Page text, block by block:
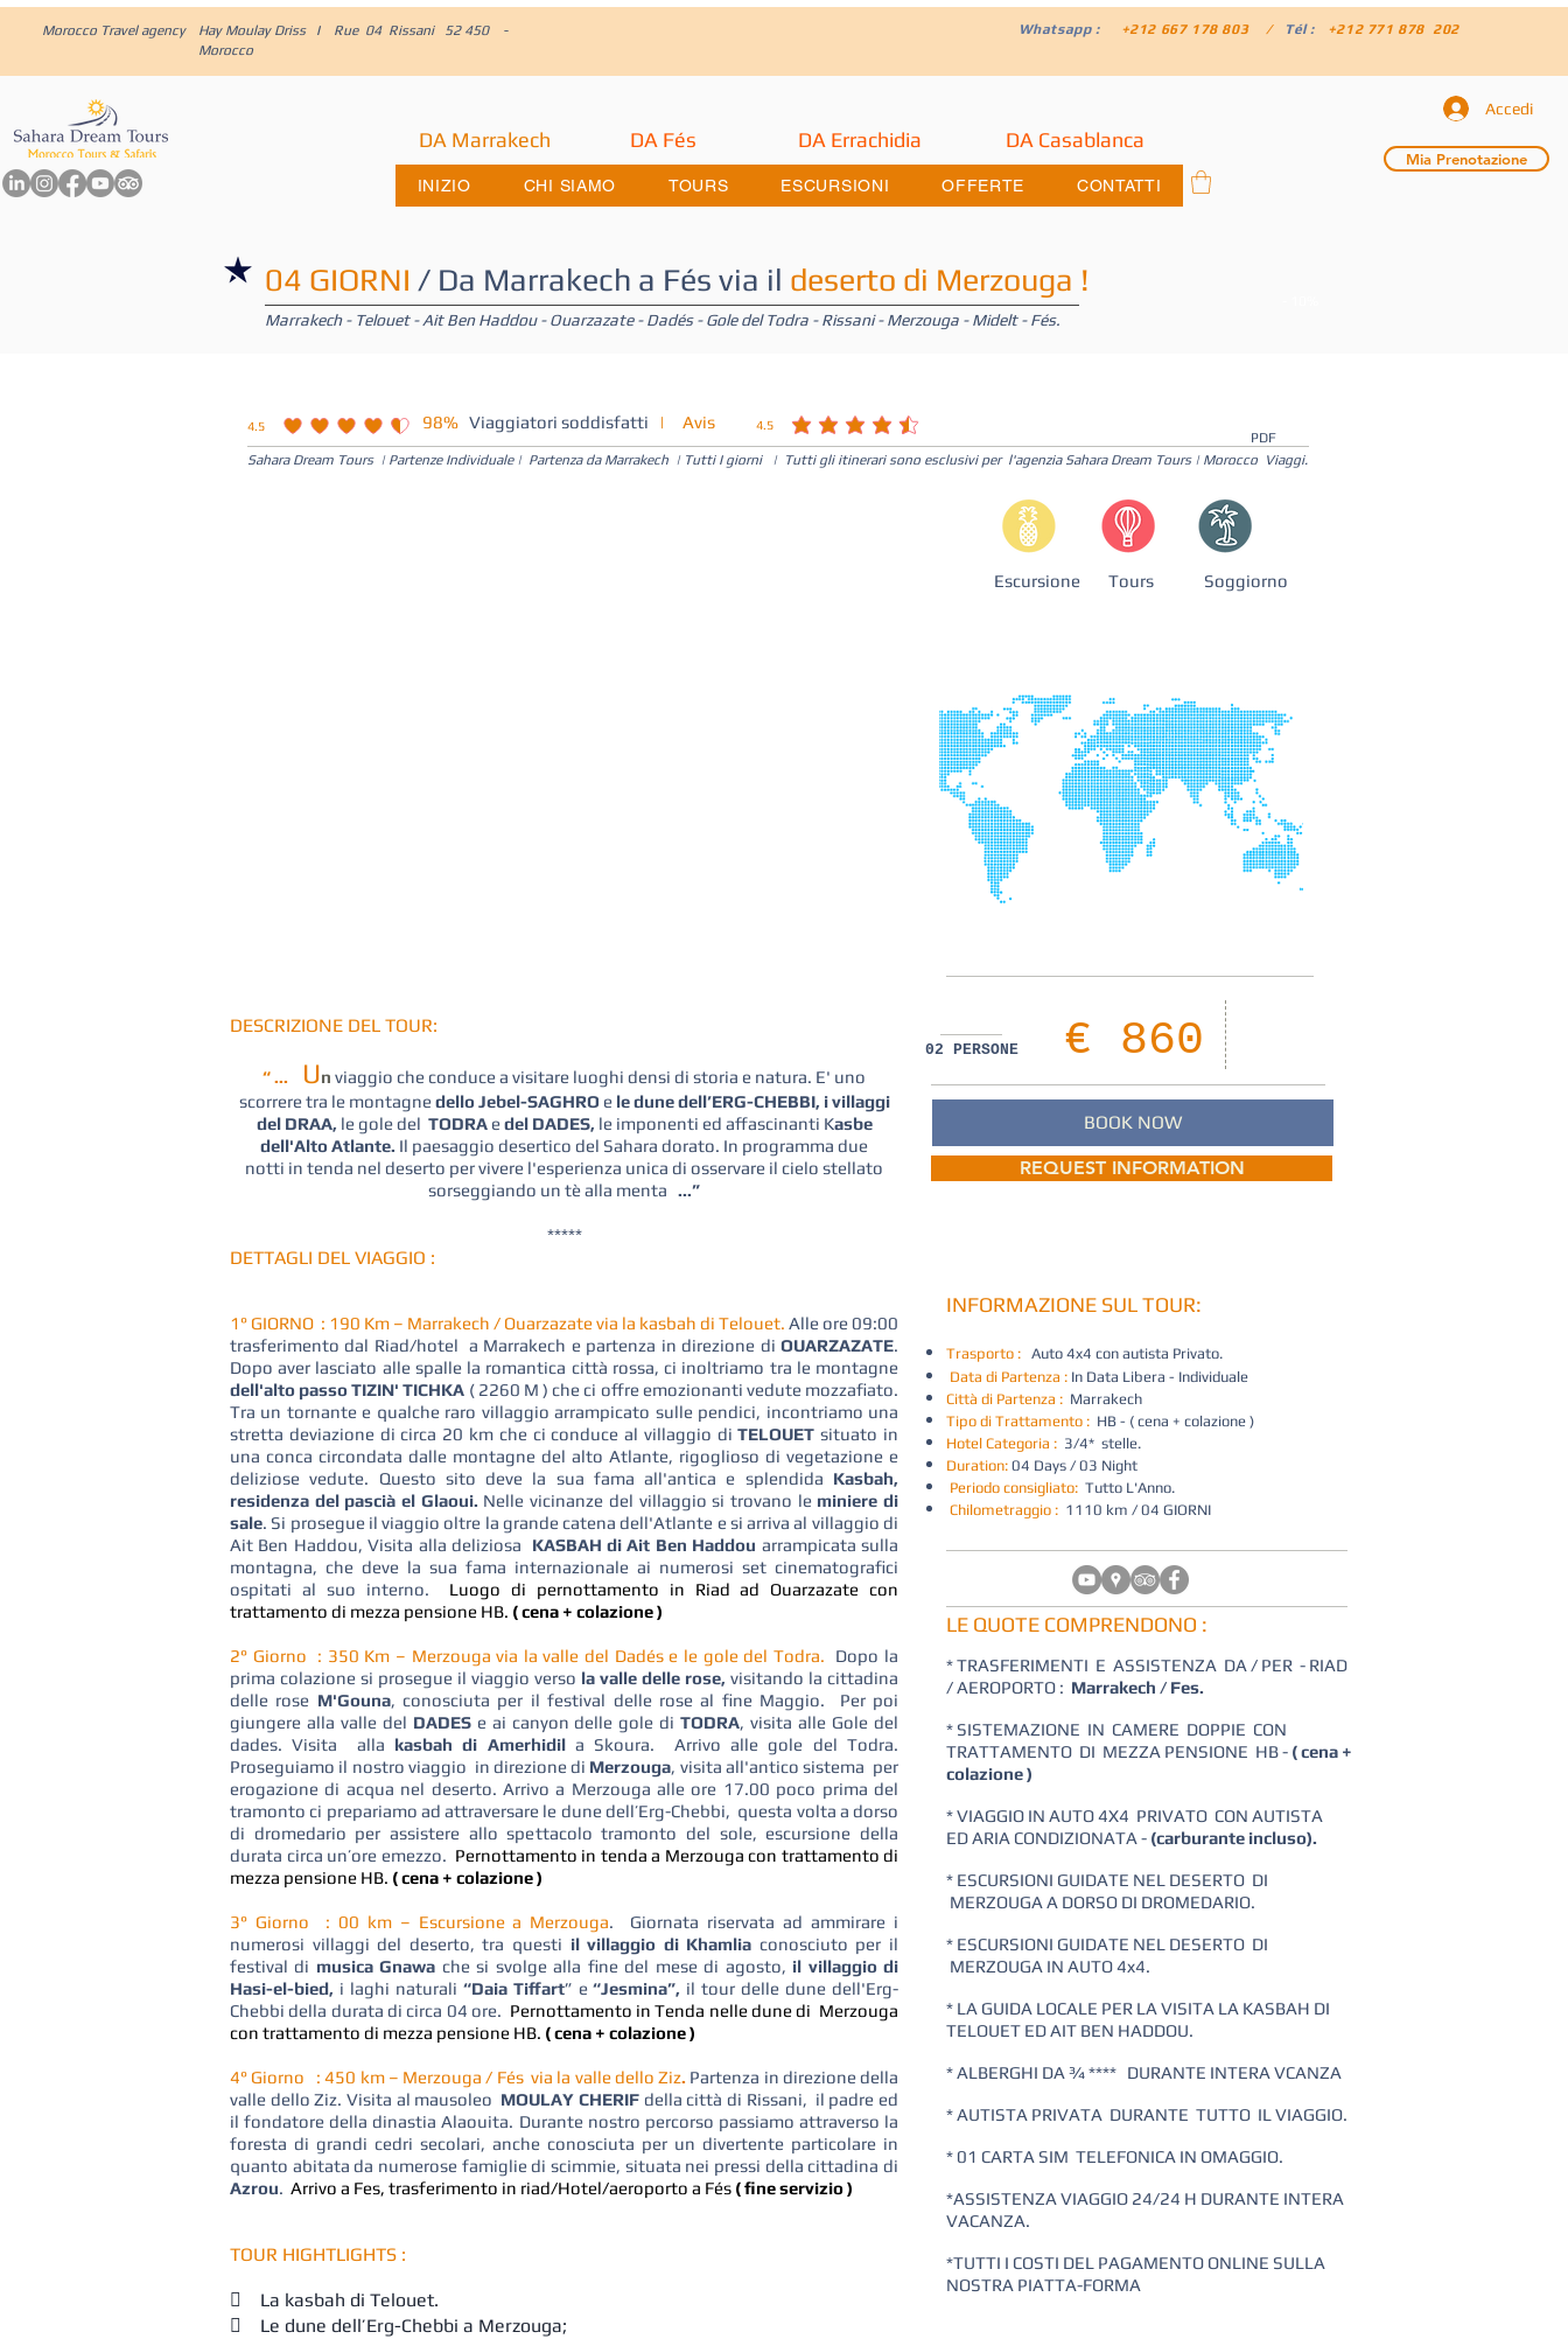
Morocco Travel agency
Hay Moulay Driss I Rue 04 Rissani 52 450 -
Morocco
Whatsapp : +212 667 178 803 / Tél : +212 771 878 202
DA Marrakech DA Fés DA Errachidia DA Casablanca
INIZIO CHI SIAMO TOURS ESCURSIONI OFFERTE CONTATTI
Accedi
Mia Prenotazione
04 GIORNI / Da Marrakech a Fés via il deserto di Merzouga !
Marrakech - Telouet - Ait Ben Haddou - Ouarzazate - Dadés - Gole del Todra - Rissani - Merzouga - Midelt - Fés.
4.5
la valutazione media è 4.5 su 5
98% Viaggiatori soddisfatti | Avis 4.5
la valutazione media è 4.5 su 5
PDF
Sahara Dream Tours | Partenze Individuale | Partenza da Marrakech | Tutti I giorni | Tutti gli itinerari sono esclusivi per l'agenzia Sahara Dream Tours | Morocco Viaggi.
DESCRIZIONE DEL TOUR:
“ ... Un viaggio che conduce a visitare luoghi densi di storia e natura. E' uno
scorrere tra le montagnedello Jebel-SAGHRO e le dune dell’ERG-CHEBBI, i villaggi
del DRAA, le gole del TODRAedel DADES, le imponenti ed affascinanti Kasbe
dell'Alto Atlante. Il paesaggio desertico del Sahara dorato. In programma due
notti in tenda nel deserto per vivere l'esperienza unica di osservare il cielo stellato
sorseggiando un tè alla menta ...”
*****
DETTAGLI DEL VIAGGIO :
1° GIORNO : 190 Km – Marrakech / Ouarzazate via la kasbah di Telouet. Alle ore 09:00
trasferimento dal Riad/hotel a Marrakech e partenza in direzione di OUARZAZATE.
Dopo aver lasciato alle spalle la romantica città rossa, ci inoltriamo tra le montagne
dell'alto passo TIZIN' TICHKA ( 2260 M ) che ci offre emozionanti vedute mozzafiato.
Tra un tornante e qualche raro villaggio arrampicato sulle pendici, incontriamo una
stretta deviazione di circa 20 km che ci conduce al villaggio diTELOUET situato in
una conca circondata dalle montagne del alto Atlante, rigoglioso di vegetazione e
deliziose vedute. Questo sito deve la sua fama all'antica e splendida Kasbah,
residenza del pascià el Glaoui. Nelle vicinanze del villaggio si trovano le miniere di
sale. Si prosegue il viaggio oltre la grande catena dell'Atlante e si arriva al villaggio di
Ait Ben Haddou, Visita alla deliziosa KASBAH di Ait Ben Haddou arrampicata sulla
montagna, che deve la sua fama internazionale ai numerosi set cinematografici
ospitati al suo interno. Luogo di pernottamento in Riad ad Ouarzazate con
trattamento di mezza pensione HB. ( cena + colazione )
2° Giorno : 350 Km – Merzouga via la valle del Dadés e le gole del Todra. Dopo la
prima colazione si prosegue il viaggio verso la valle delle rose, visitando la cittadina
delle rose M'Gouna, conosciuta per il festival delle rose al fine Maggio. Per poi
giungere alla valle del DADESe ai canyon delle gole diTODRA, visita alle Gole del
dades. Visita alla kasbah di Amerhidila Skoura. Arrivo alle gole del Todra.
Proseguiamo il nostro viaggio in direzione di Merzouga, visita all'antico sistema per
erogazione di acqua nel deserto. Arrivo a Merzouga alle ore 17.00 poco prima del
tramonto ci prepariamo ad attraversare le dune dell’Erg-Chebbi, questa volta a dorso
di dromedario per assistere allo spettacolo tramonto del sole, escursione della
durata circa un’ore emezzo. Pernottamento in tenda a Merzouga con trattamento di
mezza pensione HB. ( cena + colazione )
3° Giorno : 00 km – Escursione a Merzouga. Giornata riservata ad ammirare i
numerosi villaggi del deserto, tra questi il villaggio di Khamlia conosciuto per il
festival di musica Gnawa che si svolge alla fine del mese di agosto, il villaggio di
Hasi-el-bied, i laghi naturali “Daia Tiffart” e“Jesmina”, il tour delle dune dell'Erg-
Chebbi della durata di circa 04 ore. Pernottamento in Tenda nelle dune di Merzouga
con trattamento di mezza pensione HB. ( cena + colazione )
4° Giorno : 450 km – Merzouga / Fés via la valle dello Ziz. Partenza in direzione della
valle dello Ziz. Visita al mausoleo MOULAY CHERIF della città di Rissani, il padre ed
il fondatore della dinastia Alaouita. Durante nostro percorso passiamo attraverso la
foresta di grandi cedri secolari, anche conosciuta per un divertente particolare in
quanto abitata da numerose famiglie di scimmie, situata nei pressi della cittadina di
Azrou. Arrivo a Fes, trasferimento in riad/Hotel/aeroporto a Fés ( fine servizio )
TOUR HIGHTLIGHTS :
 La kasbah di Telouet.
 Le dune dell’Erg-Chebbi a Merzouga;
Escursione Tours Soggiorno
02 PERSONE € 860
BOOK NOW
REQUEST INFORMATION
INFORMAZIONE SUL TOUR:
Trasporto : Auto 4x4 con autista Privato.
Data di Partenza : In Data Libera - Individuale
Città di Partenza : Marrakech
Tipo di Trattamento : HB - ( cena + colazione )
Hotel Categoria : 3/4* stelle.
Duration: 04 Days / 03 Night
Periodo consigliato: Tutto L'Anno.
Chilometraggio : 1110 km / 04 GIORNI
LE QUOTE COMPRENDONO :
​​* TRASFERIMENTI E ASSISTENZA DA / PER - RIAD
/ AEROPORTO : Marrakech / Fes.
* SISTEMAZIONE IN CAMERE DOPPIE CON
TRATTAMENTO DI MEZZA PENSIONE HB - ( cena +
colazione )
* VIAGGIO IN AUTO 4X4 PRIVATO CON AUTISTA
ED ARIA CONDIZIONATA - (carburante incluso).
* ESCURSIONI GUIDATE NEL DESERTO DI
MERZOUGA A DORSO DI DROMEDARIO.
* ESCURSIONI GUIDATE NEL DESERTO DI
MERZOUGA IN AUTO 4x4.
* LA GUIDA LOCALE PER LA VISITA LA KASBAH DI
TELOUET ED AIT BEN HADDOU.
* ALBERGHI DA ¾ **** DURANTE INTERA VCANZA
* AUTISTA PRIVATA DURANTE TUTTO IL VIAGGIO.
* 01 CARTA SIM TELEFONICA IN OMAGGIO.
*ASSISTENZA VIAGGIO 24/24 H DURANTE INTERA
VACANZA.
*TUTTI I COSTI DEL PAGAMENTO ONLINE SULLA
NOSTRA PIATTA-FORMA